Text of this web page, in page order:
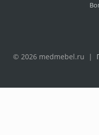
© 2026 medmebel.ru |